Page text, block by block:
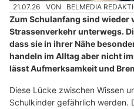
21.07.26 VON BELMEDIA
Zum Schulanfang sind wieder
Strassenverkehr unterwegs.
dass sie in ihrer Nähe
handeln im Alltag aber nicht
lässt Aufmerksamkeit und
Diese Lücke zwischen Wissen
Schulkinder gefährlich werden.